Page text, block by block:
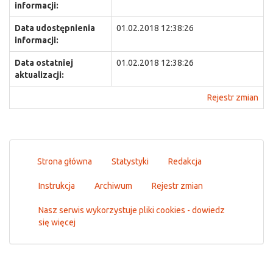
informacji:
Data udostępnienia
informacji:
01.02.2018 12:38:26
Data ostatniej
aktualizacji:
01.02.2018 12:38:26
Rejestr zmian
Strona główna Statystyki Redakcja
Instrukcja Archiwum Rejestr zmian
Nasz serwis wykorzystuje pliki cookies - dowiedz
się więcej